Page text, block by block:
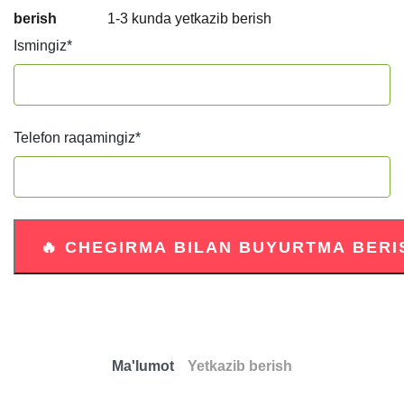
berish
1-3 kunda yetkazib berish
Ismingiz*
Telefon raqamingiz*
Ma'lumot Yetkazib berish